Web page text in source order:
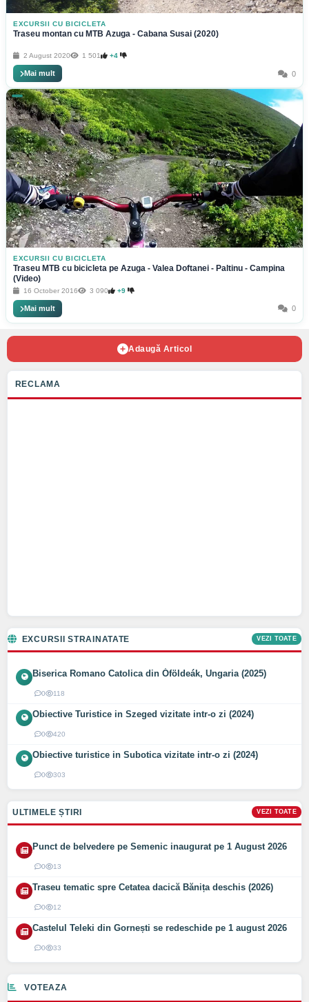
EXCURSII CU BICICLETA
Traseu montan cu MTB Azuga - Cabana Susai (2020)
2 August 2020 1 501 +4
Mai mult 0
EXCURSII CU BICICLETA
Traseu MTB cu bicicleta pe Azuga - Valea Doftanei - Paltinu - Campina
(Video)
16 October 2016 3 090 +9
Mai mult 0
Adaugă Articol
RECLAMA
EXCURSII STRAINATATE VEZI TOATE
Biserica Romano Catolica din Óföldeák, Ungaria (2025)
0 118
Obiective Turistice in Szeged vizitate intr-o zi (2024)
0 420
Obiective turistice in Subotica vizitate intr-o zi (2024)
0 303
ULTIMELE ȘTIRI VEZI TOATE
Punct de belvedere pe Semenic inaugurat pe 1 August 2026
0 13
Traseu tematic spre Cetatea dacică Bănița deschis (2026)
0 12
Castelul Teleki din Gornești se redeschide pe 1 august 2026
0 33
VOTEAZA